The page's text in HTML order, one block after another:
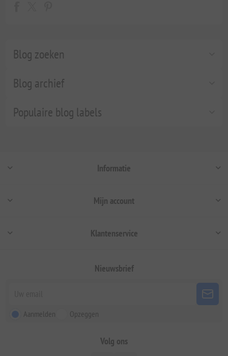
Blog zoeken
Blog archief
Populaire blog labels
Informatie
Mijn account
Klantenservice
Nieuwsbrief
Aanmelden Opzeggen
Volg ons